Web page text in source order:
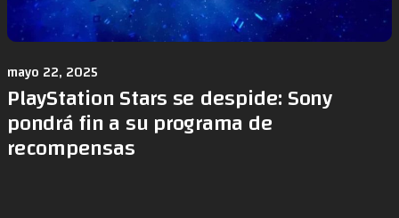
mayo 22, 2025
PlayStation Stars se despide: Sony
pondrá fin a su programa de
recompensas